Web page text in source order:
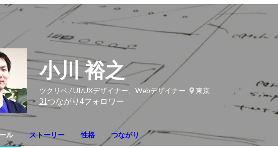
小川 裕之
ツクリベ / UI/UXデザイナー、Webデザイナー
東京
31つながり 4フォロワー
ル ストーリー 性格 つながり